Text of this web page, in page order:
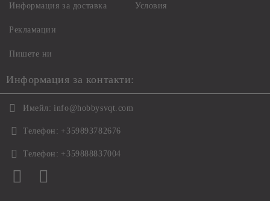
Информация за доставка
Рекламации
Пишете ни
Условия
Информация за контакти:
Имейл: info@hobbysvqt.com
Телефон: +359893782676
Телефон: +359888837004